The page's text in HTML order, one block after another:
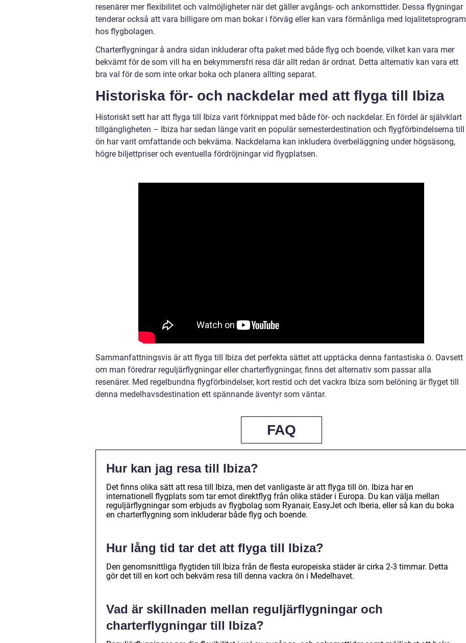
resenärer mer flexibilitet och valmöjligheter när det gäller avgångs- och ankomsttider. Dessa flygningar
tenderar också att vara billigare om man bokar i förväg eller kan vara förmånliga med lojalitetsprogram
hos flygbolagen.
Charterflygningar å andra sidan inkluderar ofta paket med både flyg och boende, vilket kan vara mer
bekvämt för de som vill ha en bekymmersfri resa där allt redan är ordnat. Detta alternativ kan vara ett
bra val för de som inte orkar boka och planera allting separat.
Historiska för- och nackdelar med att flyga till Ibiza
Historiskt sett har att flyga till Ibiza varit förknippat med både för- och nackdelar. En fördel är självklart
tillgängligheten – Ibiza har sedan länge varit en populär semesterdestination och flygförbindelserna till
ön har varit omfattande och bekväma. Nackdelarna kan inkludera överbeläggning under högsäsong,
högre biljettpriser och eventuella fördröjningar vid flygplatsen.
Sammanfattningsvis är att flyga till Ibiza det perfekta sättet att upptäcka denna fantastiska ö. Oavsett
om man föredrar reguljärflygningar eller charterflygningar, finns det alternativ som passar alla
resenärer. Med regelbundna flygförbindelser, kort restid och det vackra Ibiza som belöning är flyget till
denna medelhavsdestination ett spännande äventyr som väntar.
FAQ
Hur kan jag resa till Ibiza?
Det finns olika sätt att resa till Ibiza, men det vanligaste är att flyga till ön. Ibiza har en
internationell flygplats som tar emot direktflyg från olika städer i Europa. Du kan välja mellan
reguljärflygningar som erbjuds av flygbolag som Ryanair, EasyJet och Iberia, eller så kan du boka
en charterflygning som inkluderar både flyg och boende.
Hur lång tid tar det att flyga till Ibiza?
Den genomsnittliga flygtiden till Ibiza från de flesta europeiska städer är cirka 2-3 timmar. Detta
gör det till en kort och bekväm resa till denna vackra ön i Medelhavet.
Vad är skillnaden mellan reguljärflygningar och
charterflygningar till Ibiza?